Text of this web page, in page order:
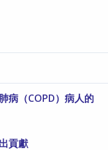
病（COPD）病人的
貢獻